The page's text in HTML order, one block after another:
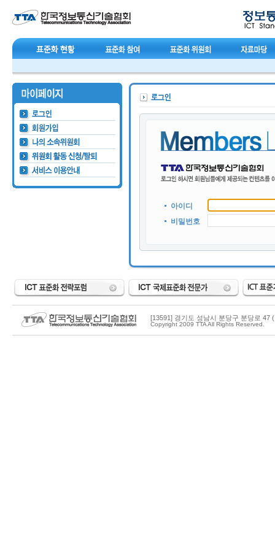
아이디
비밀번호
[13591] 경기도 성남시 분당구 분당로 47
Copyright 2009 TTA All Rights Reserved.